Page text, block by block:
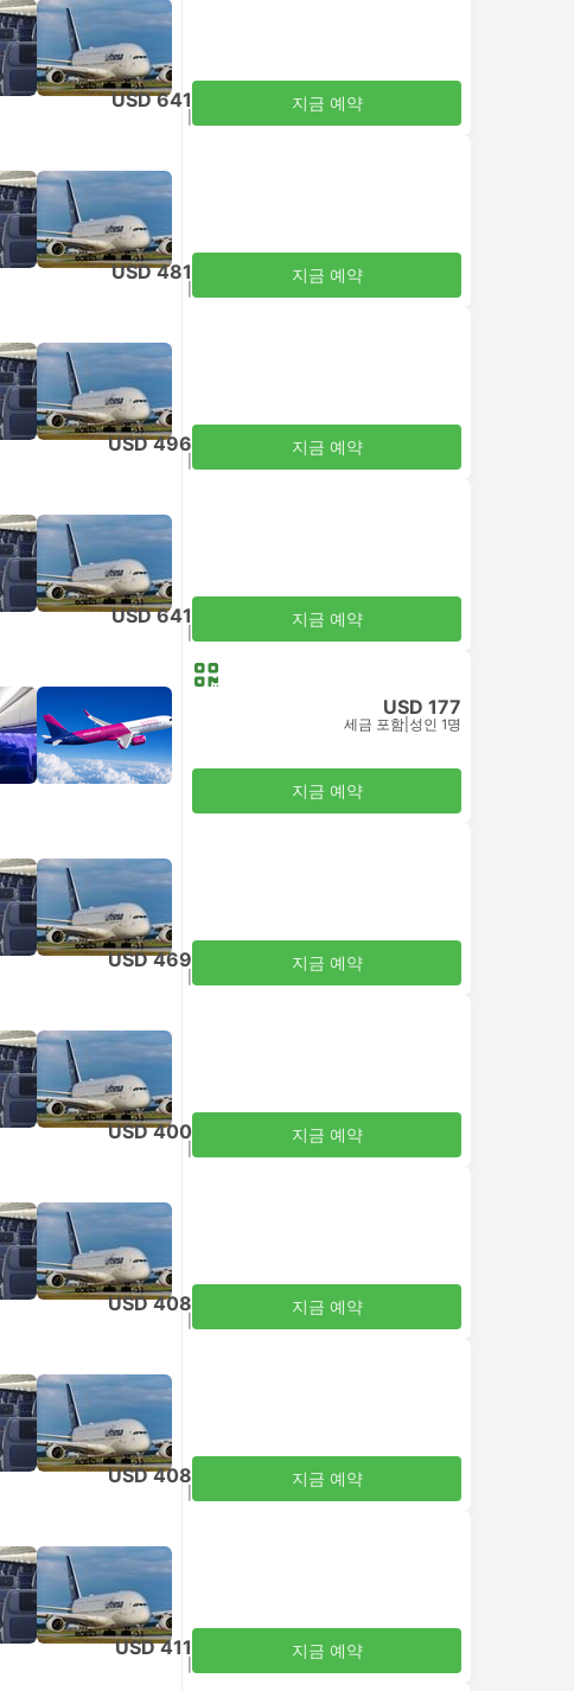
USD 641 지금 예약
USD 481 지금 예약
USD 496 지금 예약
USD 641 지금 예약
USD 177
세금 포함 성인 1명
지금 예약
USD 469 지금 예약
USD 400 지금 예약
USD 408 지금 예약
USD 408 지금 예약
USD 411 지금 예약